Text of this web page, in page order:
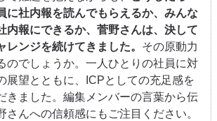
に社内報を読んでもらえるか、みんな
内報にできるか、菅野さんは、決して
レンジを続けてきました。 その原動力
のでしょうか。一人ひとりの社員に対
展望とともに、ICPとしての充足感を
きました。編集メンバーの言葉から伝
さんへの信頼感にもご注目ください。